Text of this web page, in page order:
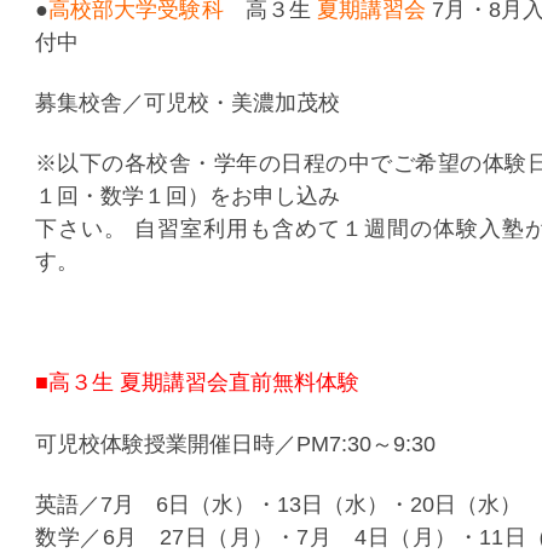
●高校部大学受験科 高３生 夏期講習会 7月・8月
付中
募集校舎／可児校・美濃加茂校
※以下の各校舎・学年の日程の中でご希望の体験
１回・数学１回）をお申し込み
下さい。 自習室利用も含めて１週間の体験入塾
す。
■高３生 夏期講習会直前無料体験
可児校体験授業開催日時／PM7:30～9:30
英語／7月 6日（水）・13日（水）・20日（水）
数学／6月 27日（月）・7月 4日（月）・11日